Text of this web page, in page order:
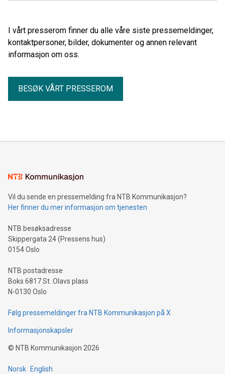
I vårt presserom finner du alle våre siste pressemeldinger,
kontaktpersoner, bilder, dokumenter og annen relevant
informasjon om oss.
BESØK VÅRT PRESSEROM
Vil du sende en pressemelding fra NTB Kommunikasjon?
Her finner du mer informasjon om tjenesten
NTB besøksadresse
Skippergata 24 (Pressens hus)
0154 Oslo
NTB postadresse
Boks 6817 St. Olavs plass
N-0130 Oslo
Følg pressemeldinger fra NTB Kommunikasjon på X
Informasjonskapsler
© NTB Kommunikasjon 2026
Norsk English